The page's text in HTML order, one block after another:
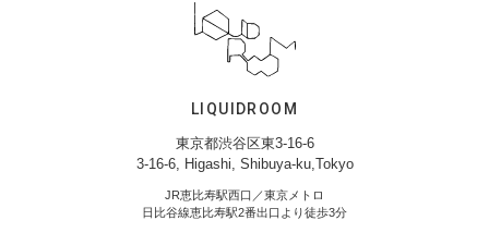
LIQUIDROOM
東京都渋谷区東3-16-6
3-16-6, Higashi, Shibuya-ku,Tokyo
JR恵比寿駅西口／東京メトロ
日比谷線恵比寿駅2番出口より徒歩3分